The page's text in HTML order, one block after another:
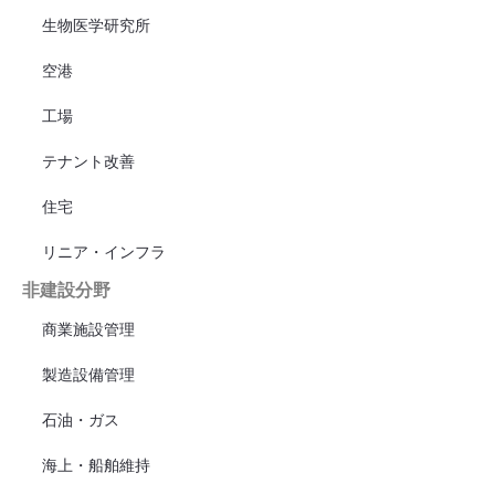
生物医学研究所
空港
工場
テナント改善
住宅
リニア・インフラ
非建設分野
商業施設管理
製造設備管理
石油・ガス
海上・船舶維持